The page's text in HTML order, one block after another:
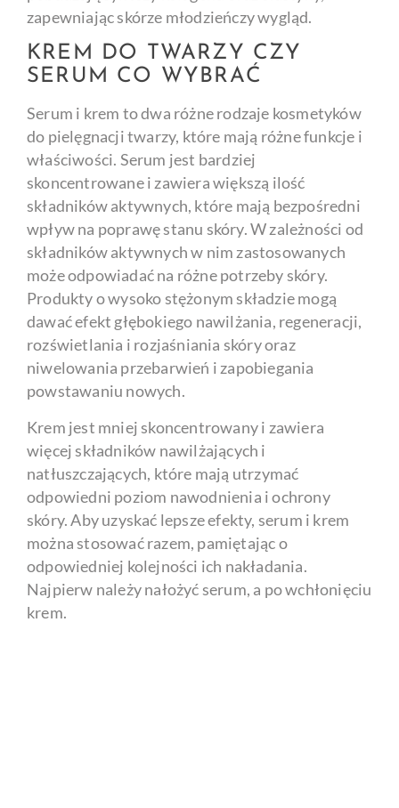
zapewniając skórze młodzieńczy wygląd.
KREM DO TWARZY CZY
SERUM CO WYBRAĆ
Serum i krem to dwa różne rodzaje kosmetyków
do pielęgnacji twarzy, które mają różne funkcje i
właściwości. Serum jest bardziej
skoncentrowane i zawiera większą ilość
składników aktywnych, które mają bezpośredni
wpływ na poprawę stanu skóry. W zależności od
składników aktywnych w nim zastosowanych
może odpowiadać na różne potrzeby skóry.
Produkty o wysoko stężonym składzie mogą
dawać efekt głębokiego nawilżania, regeneracji,
rozświetlania i rozjaśniania skóry oraz
niwelowania przebarwień i zapobiegania
powstawaniu nowych.
Krem jest mniej skoncentrowany i zawiera
więcej składników nawilżających i
natłuszczających, które mają utrzymać
odpowiedni poziom nawodnienia i ochrony
skóry. Aby uzyskać lepsze efekty, serum i krem
można stosować razem, pamiętając o
odpowiedniej kolejności ich nakładania.
Najpierw należy nałożyć serum, a po wchłonięciu
krem.